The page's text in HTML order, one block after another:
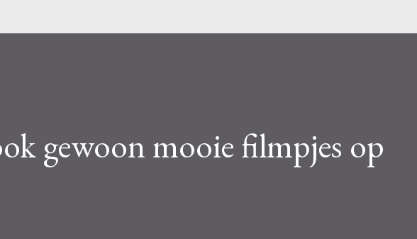
gewoon mooie filmpjes op